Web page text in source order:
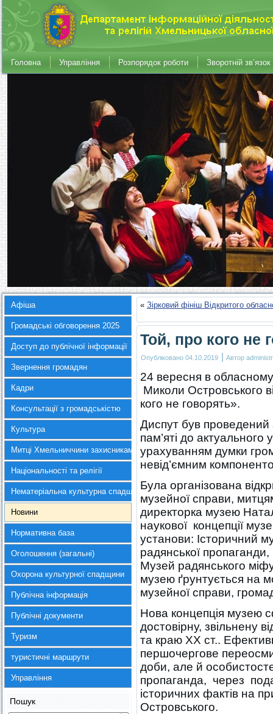
Головна Управління Розпорядок роботи Зворотній зв’язок
Афіша
Громадські обговорення 2025
Доступ до публічної інформації
Звернення громадян
Кадри
Консультації з громадськістю
Культура
Митці Хмельниччини захисникам України
Національності та релігії
Нематеріальна культурна спадщина
Новини
Нормативна база
Оголошення (загальні)
Охорона культурної спадщини
Публічна інформація
Публічні документи
Туризм
туристичні маршрути
Управління
Пошук
« Зірковий фініш Відкритого
Той, про кого не
Опубліковано 04.10.2019 | Автор
24 вересня в
Миколи Островського
кого не говорять».
Диспут був проведений
пам’яті до актуального
урахуванням думки
невід’ємним
Була організована
музейної справи,
директорка музею
наукової концепції
установи: Історичний
радянської
Музей радянського
музею ґрунтується на
музейної справи,
Нова концепція музею
достовірну, звільнену
та краю ХХ ст..
першочергове
доби, але й
пропаганда, через
історичних фактів на
Островського.